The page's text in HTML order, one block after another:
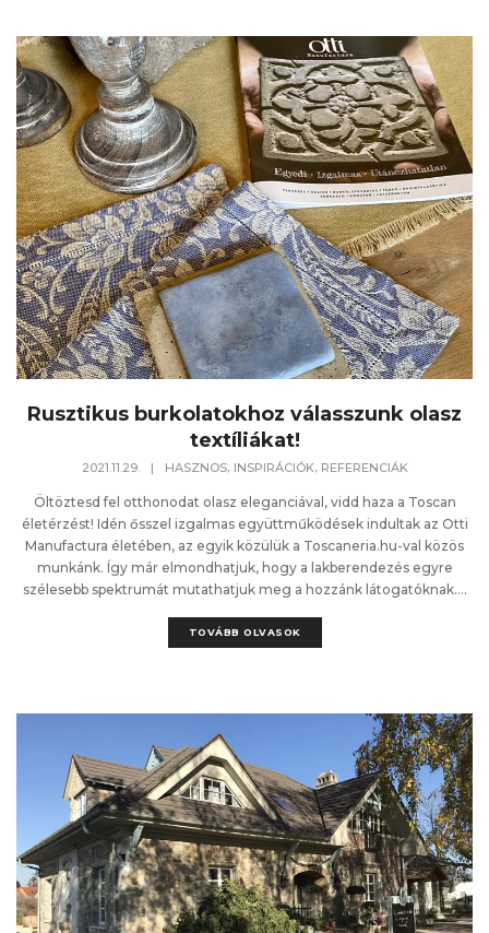
Rusztikus burkolatokhoz válasszunk olasz
textíliákat!
2021.11.29. | HASZNOS, INSPIRÁCIÓK REFERENCIÁK
Öltöztesd fel otthonodat olasz eleganciával, vidd haza a Toscan
életérzést! Idén ősszel izgalmas együttműködések indultak az Otti
Manufactura életében, az egyik közülük a Toscaneria.hu-val közös
munkánk. Így már elmondhatjuk, hogy a lakberendezés egyre
szélesebb spektrumát mutathatjuk meg a hozzánk látogatóknak....
TOVÁBB OLVASOK